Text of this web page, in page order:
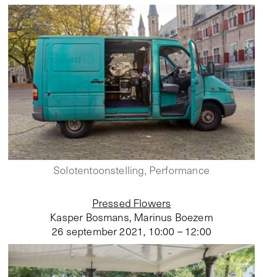
Solotentoonstelling, Performance
Pressed Flowers
Kasper Bosmans, Marinus Boezem
26 september 2021 , 10:00 – 12:00